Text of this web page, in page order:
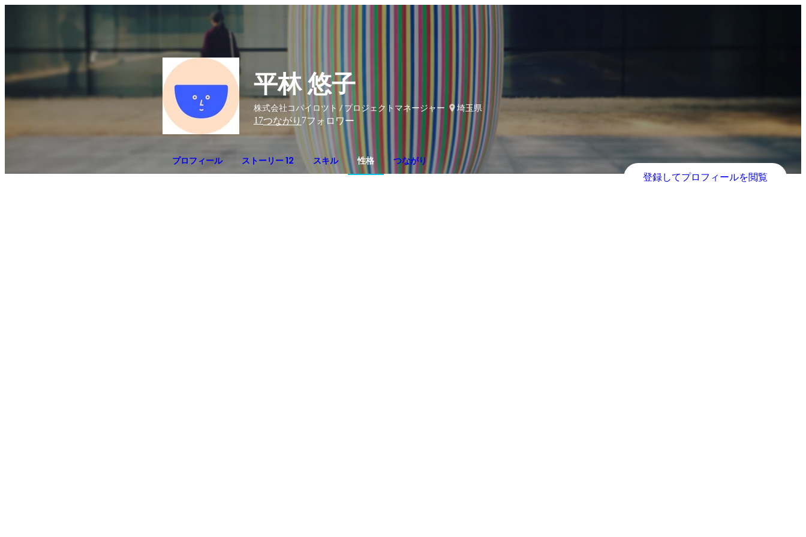
平林 悠子
株式会社コパイロツト / プロジェクトマネージャー
埼玉県
17つながり 7フォロワー
プロフィール ストーリー 12 スキル 性格 つながり
登録してプロフィールを閲覧